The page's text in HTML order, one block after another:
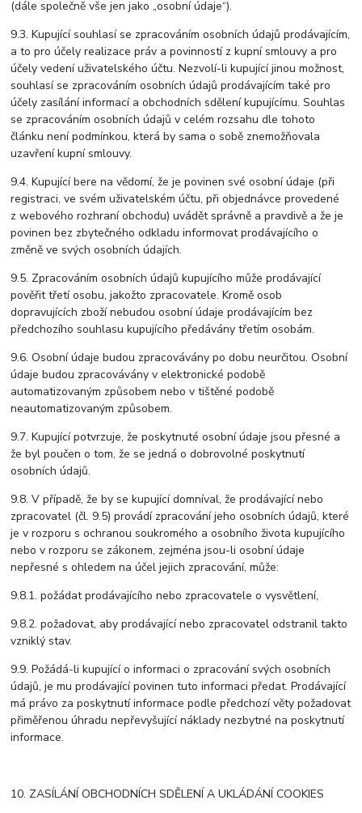
(dále společně vše jen jako „osobní údaje“).
9.3. Kupující souhlasí se zpracováním osobních údajů prodávajícím,
a to pro účely realizace práv a povinností z kupní smlouvy a pro
účely vedení uživatelského účtu. Nezvolí-li kupující jinou možnost,
souhlasí se zpracováním osobních údajů prodávajícím také pro
účely zasílání informací a obchodních sdělení kupujícímu. Souhlas
se zpracováním osobních údajů v celém rozsahu dle tohoto
článku není podmínkou, která by sama o sobě znemožňovala
uzavření kupní smlouvy.
9.4. Kupující bere na vědomí, že je povinen své osobní údaje (při
registraci, ve svém uživatelském účtu, při objednávce provedené
z webového rozhraní obchodu) uvádět správně a pravdivě a že je
povinen bez zbytečného odkladu informovat prodávajícího o
změně ve svých osobních údajích.
9.5. Zpracováním osobních údajů kupujícího může prodávající
pověřit třetí osobu, jakožto zpracovatele. Kromě osob
dopravujících zboží nebudou osobní údaje prodávajícím bez
předchozího souhlasu kupujícího předávány třetím osobám.
9.6. Osobní údaje budou zpracovávány po dobu neurčitou. Osobní
údaje budou zpracovávány v elektronické podobě
automatizovaným způsobem nebo v tištěné podobě
neautomatizovaným způsobem.
9.7. Kupující potvrzuje, že poskytnuté osobní údaje jsou přesné a
že byl poučen o tom, že se jedná o dobrovolné poskytnutí
osobních údajů.
9.8. V případě, že by se kupující domníval, že prodávající nebo
zpracovatel (čl. 9.5) provádí zpracování jeho osobních údajů, které
je v rozporu s ochranou soukromého a osobního života kupujícího
nebo v rozporu se zákonem, zejména jsou-li osobní údaje
nepřesné s ohledem na účel jejich zpracování, může:
9.8.1. požádat prodávajícího nebo zpracovatele o vysvětlení,
9.8.2. požadovat, aby prodávající nebo zpracovatel odstranil takto
vzniklý stav.
9.9. Požádá-li kupující o informaci o zpracování svých osobních
údajů, je mu prodávající povinen tuto informaci předat. Prodávající
má právo za poskytnutí informace podle předchozí věty požadovat
přiměřenou úhradu nepřevyšující náklady nezbytné na poskytnutí
informace.
10. ZASÍLÁNÍ OBCHODNÍCH SDĚLENÍ A UKLÁDÁNÍ COOKIES